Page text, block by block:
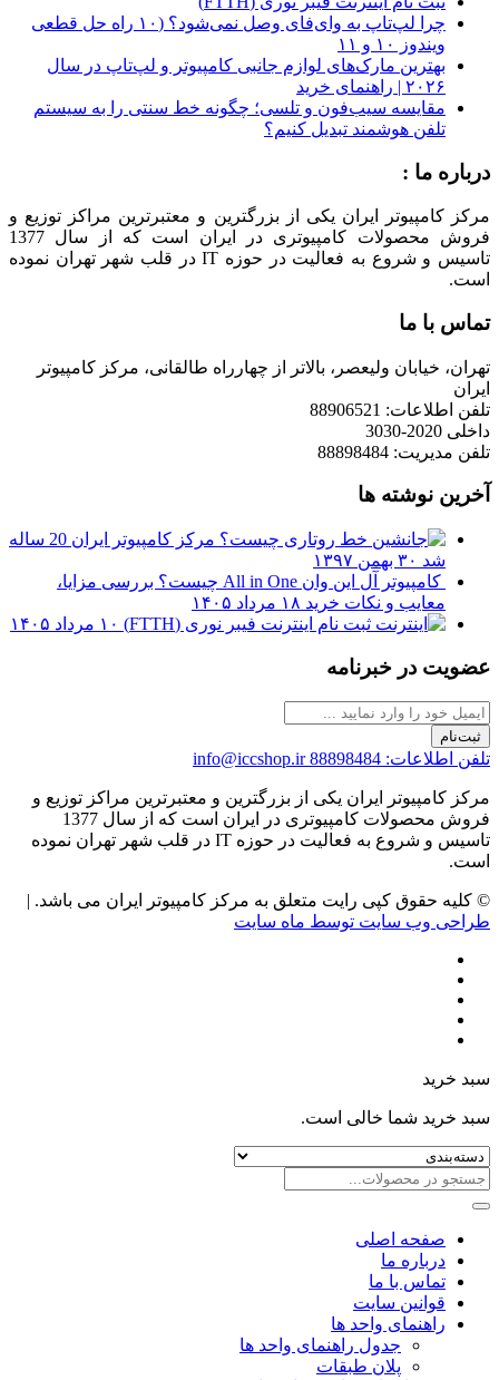
چرا لپ‌تاپ به وای‌فای وصل نمی‌شود؟ (۱۰ راه حل قطعی
ویندوز ۱۰ و ۱۱
بهترین مارک‌های لوازم جانبی کامپیوتر و لپ‌تاپ در سال
۲۰۲۶ | راهنمای خرید
مقایسه سیب‌فون و تلسی؛ چگونه خط سنتی را به سیستم
تلفن هوشمند تبدیل کنیم؟
درباره ما :
مرکز کامپیوتر ایران یکی از بزرگترین و معتبرترین مراکز توزیع و
فروش محصولات کامپیوتری در ایران است که از سال 1377
تاسیس و شروع به فعالیت در حوزه IT در قلب شهر تهران نموده
است.
تماس با ما
تهران، خیابان ولیعصر، بالاتر از چهارراه طالقانی، مرکز کامپیوتر
ایران
تلفن اطلاعات: 88906521
داخلی 2020-3030
تلفن مدیریت: 88898484
آخرین نوشته ها
مرکز کامپیوتر ایران 20 ساله
شد ۳۰ بهمن ۱۳۹۷
کامپیوتر آل این وان All in One چیست؟ بررسی مزایا،
معایب و نکات خرید ۱۸ مرداد ۱۴۰۵
ثبت نام اینترنت فیبر نوری (FTTH)
۱۰ مرداد ۱۴۰۵
عضویت در خبرنامه
ثبت‌نام
تلفن اطلاعات: 88898484 info@iccshop.ir
مرکز کامپیوتر ایران یکی از بزرگترین و معتبرترین مراکز توزیع و
فروش محصولات کامپیوتری در ایران است که از سال 1377
تاسیس و شروع به فعالیت در حوزه IT در قلب شهر تهران نموده
است.
© کلیه حقوق کپی رایت متعلق به مرکز کامپیوتر ایران می باشد. |
طراحی وب سایت توسط ماه سایت
سبد خرید
سبد خرید شما خالی است.
صفحه اصلی
درباره ما
تماس با ما
قوانین سایت
راهنمای واحد ها
جدول راهنمای واحد ها
پلان طبقات